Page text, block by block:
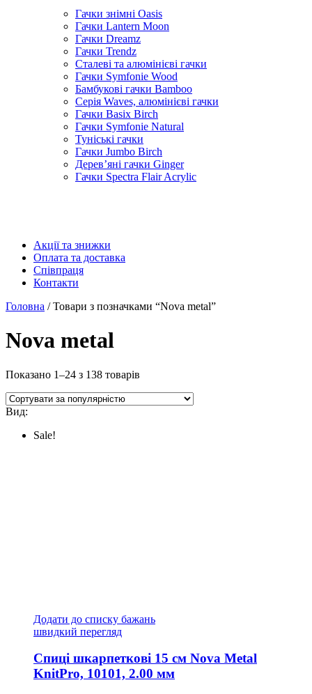
Гачки знімні Oasis
Гачки Lantern Moon
Гачки Dreamz
Гачки Trendz
Сталеві та алюмінієві гачки
Гачки Symfonie Wood
Бамбукові гачки Bamboo
Серія Waves, алюмінієві гачки
Гачки Basix Birch
Гачки Symfonie Natural
Туніські гачки
Гачки Jumbo Birch
Дерев’яні гачки Ginger
Гачки Spectra Flair Acrylic
Акції та знижки
Оплата та доставка
Співпраця
Контакти
Головна / Товари з позначками “Nova metal”
Nova metal
Показано 1–24 з 138 товарів
Вид:
Sale!
Додати до списку бажань
швидкий перегляд
Спиці шкарпеткові 15 см Nova Metal
KnitPro, 10101, 2.00 мм